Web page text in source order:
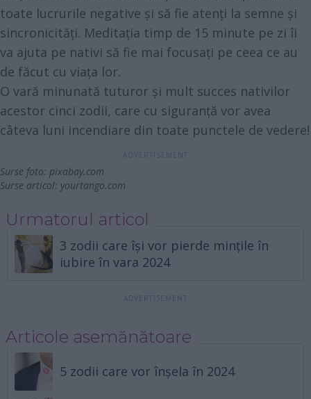
toate lucrurile negative și să fie atenți la semne și
sincronicități. Meditația timp de 15 minute pe zi îi
va ajuta pe nativi să fie mai focusați pe ceea ce au
de făcut cu viața lor.
O vară minunată tuturor și mult succes nativilor
acestor cinci zodii, care cu siguranță vor avea
câteva luni incendiare din toate punctele de vedere!
Surse foto: pixabay.com
Surse articol: yourtango.com
Urmatorul articol
3 zodii care își vor pierde mințile în
iubire în vara 2024
Articole asemănătoare
5 zodii care vor înșela în 2024